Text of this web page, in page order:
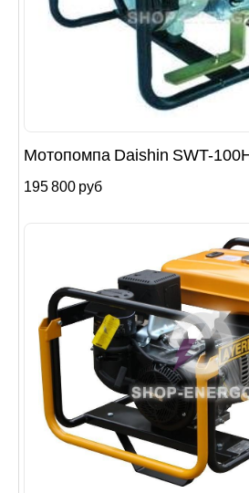
Мотопомпа Daishin SWT-
195 800 руб